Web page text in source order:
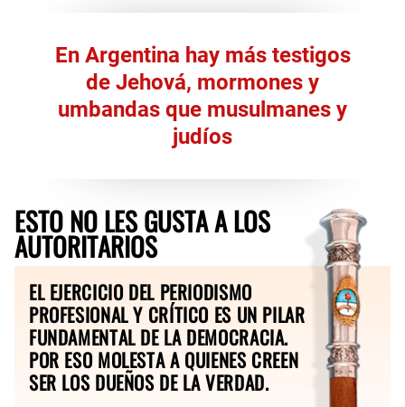
En Argentina hay más testigos
de Jehová, mormones y
umbandas que musulmanes y
judíos
ESTO NO LES GUSTA A LOS
AUTORITARIOS
EL EJERCICIO DEL PERIODISMO
PROFESIONAL Y CRÍTICO ES UN PILAR
FUNDAMENTAL DE LA DEMOCRACIA.
POR ESO MOLESTA A QUIENES CREEN
SER LOS DUEÑOS DE LA VERDAD.